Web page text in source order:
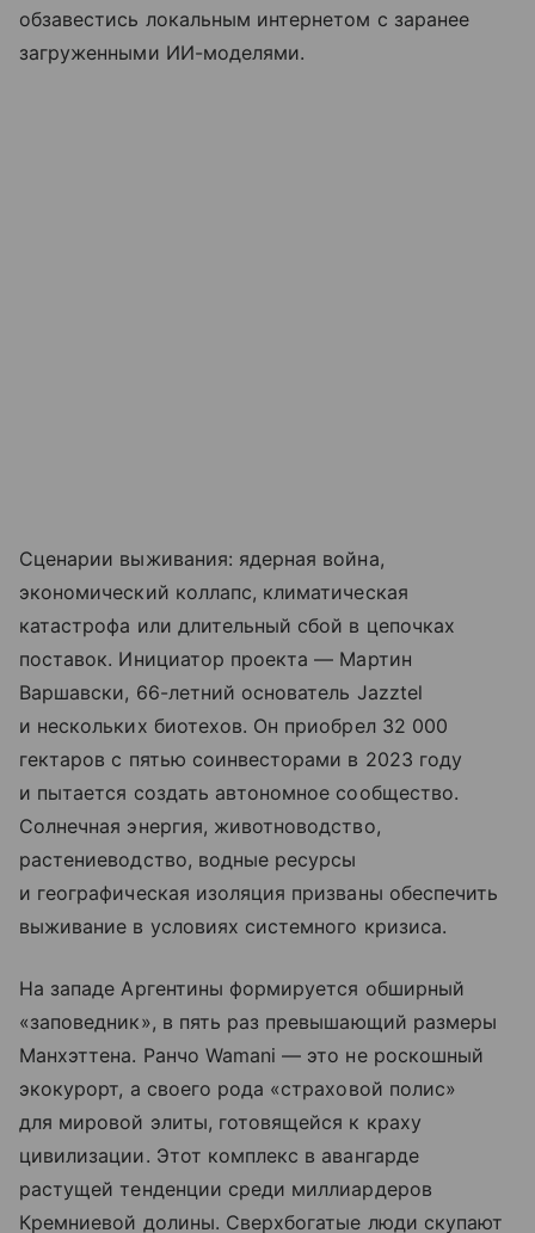
обзавестись локальным интернетом с заранее
загруженными ИИ-моделями.
Сценарии выживания: ядерная война,
экономический коллапс, климатическая
катастрофа или длительный сбой в цепочках
поставок. Инициатор проекта — Мартин
Варшавски, 66-летний основатель Jazztel
и нескольких биотехов. Он приобрел 32 000
гектаров с пятью соинвесторами в 2023 году
и пытается создать автономное сообщество.
Солнечная энергия, животноводство,
растениеводство, водные ресурсы
и географическая изоляция призваны обеспечить
выживание в условиях системного кризиса.
На западе Аргентины формируется обширный
«заповедник», в пять раз превышающий размеры
Манхэттена. Ранчо Wamani — это не роскошный
экокурорт, а своего рода «страховой полис»
для мировой элиты, готовящейся к краху
цивилизации. Этот комплекс в авангарде
растущей тенденции среди миллиардеров
Кремниевой долины. Сверхбогатые люди скупают